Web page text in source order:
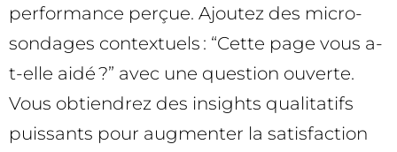
performance perçue. Ajoutez des micro-
sondages contextuels : “Cette page vous a-
t-elle aidé ?” avec une question ouverte.
Vous obtiendrez des insights qualitatifs
puissants pour augmenter la satisfaction